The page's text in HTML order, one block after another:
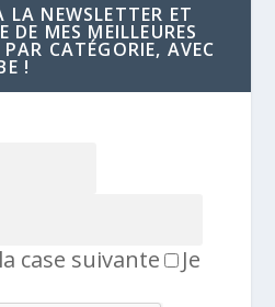
LA NEWSLETTER ET
DE MES MEILLEURES
CATÉGORIE, AVEC
!
case suivante
Je